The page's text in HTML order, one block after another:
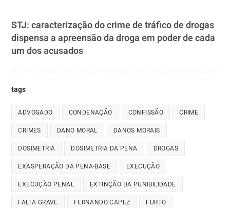
STJ: caracterização do crime de tráfico de drogas
dispensa a apreensão da droga em poder de cada
um dos acusados
tags
ADVOGADO CONDENAÇÃO CONFISSÃO CRIME
CRIMES DANO MORAL DANOS MORAIS
DOSIMETRIA DOSIMETRIA DA PENA DROGAS
EXASPERAÇÃO DA PENA-BASE EXECUÇÃO
EXECUÇÃO PENAL EXTINÇÃO DA PUNIBILIDADE
FALTA GRAVE FERNANDO CAPEZ FURTO